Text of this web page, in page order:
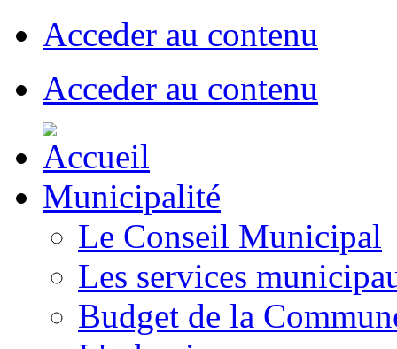
Acceder au contenu
Acceder au contenu
Municipalité
Le Conseil Municipal
Les services
Budget de la